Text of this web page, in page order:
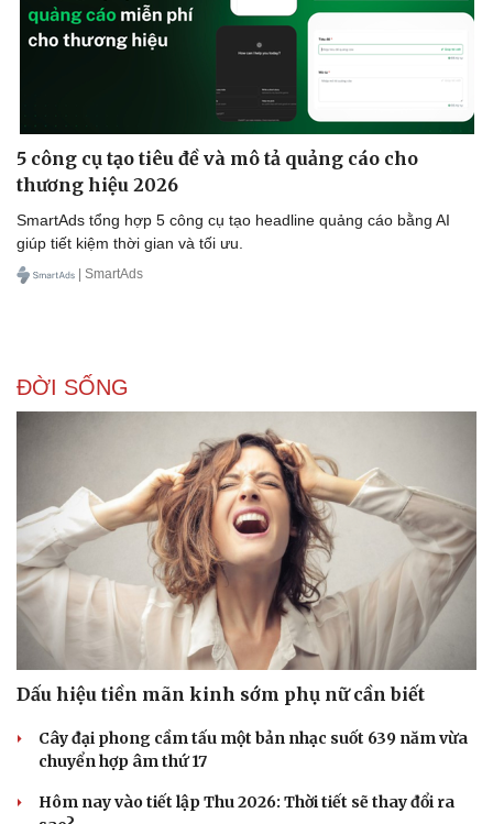
Thông tin doanh nghiệp
Doanh nghiệp 24h
Doanh nhân
Công nghệ
Sành điệu
Tin Công nghệ
5 công cụ tạo tiêu đề và mô tả quảng cáo cho
thương hiệu 2026
SmartAds tổng hợp 5 công cụ tạo headline quảng cáo bằng AI
giúp tiết kiệm thời gian và tối ưu.
| SmartAds
ĐỜI SỐNG
Dấu hiệu tiền mãn kinh sớm phụ nữ cần biết
Cây đại phong cầm tấu một bản nhạc suốt 639 năm vừa
chuyển hợp âm thứ 17
Hôm nay vào tiết lập Thu 2026: Thời tiết sẽ thay đổi ra